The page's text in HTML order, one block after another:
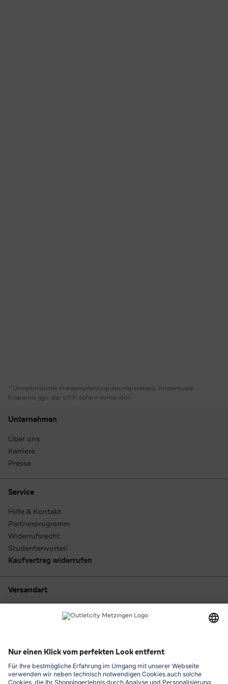
* Unverbindliche Preisempfehlung des Herstellers. Prozentuale
Ersparnis ggü. der UVP, sofern vorhanden
Unternehmen
Über uns
Karriere
Presse
Service
Hilfe & Kontakt
Partnerprogramm
Widerrufsrecht
Studentenvorteil
Kaufvertrag widerrufen
Versandart